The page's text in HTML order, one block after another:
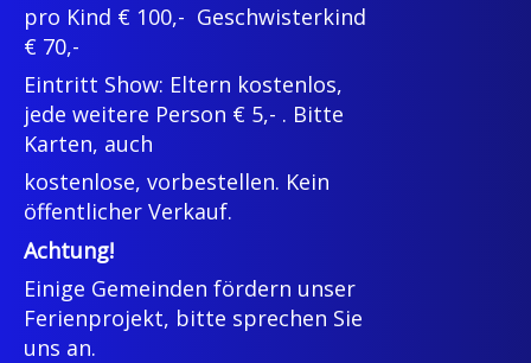
pro Kind € 100,- Geschwisterkind
€ 70,-
Eintritt Show: Eltern kostenlos,
jede weitere Person € 5,- . Bitte
Karten, auch
kostenlose, vorbestellen. Kein
öffentlicher Verkauf.
Achtung!
Einige Gemeinden fördern unser
Ferienprojekt, bitte sprechen Sie
uns an.